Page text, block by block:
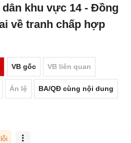
dân khu vực 14 - Đồng
về tranh chấp hợp
VB gốc VB liên quan
Án lệ BA/QĐ cùng nội dung